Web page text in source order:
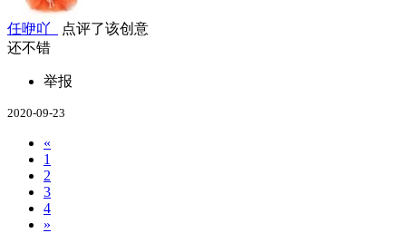
任咿吖_
点评了该创意
还不错
举报
2020-09-23
«
1
2
3
4
»